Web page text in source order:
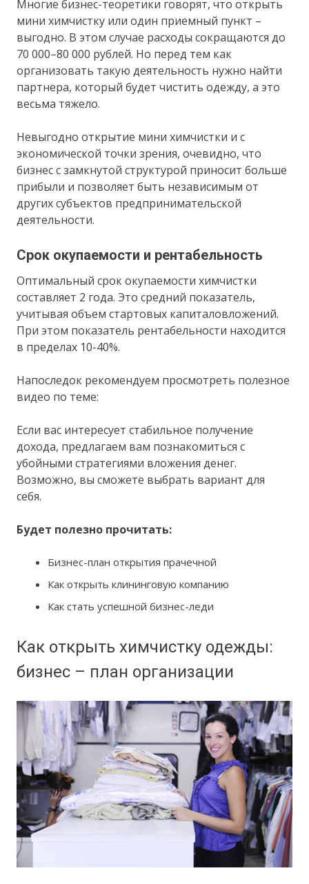
Многие бизнес-теоретики говорят, что открыть
мини химчистку или один приемный пункт –
выгодно. В этом случае расходы сокращаются до
70 000–80 000 рублей. Но перед тем как
организовать такую деятельность нужно найти
партнера, который будет чистить одежду, а это
весьма тяжело.
Невыгодно открытие мини химчистки и с
экономической точки зрения, очевидно, что
бизнес с замкнутой структурой приносит больше
прибыли и позволяет быть независимым от
других субъектов предпринимательской
деятельности.
Срок окупаемости и рентабельность
Оптимальный срок окупаемости химчистки
составляет 2 года. Это средний показатель,
учитывая объем стартовых капиталовложений.
При этом показатель рентабельности находится
в пределах 10-40%.
Напоследок рекомендуем просмотреть полезное
видео по теме:
Если вас интересует стабильное получение
дохода, предлагаем вам познакомиться с
убойными стратегиями вложения денег.
Возможно, вы сможете выбрать вариант для
себя.
Будет полезно прочитать:
Бизнес-план открытия прачечной
Как открыть клининговую компанию
Как стать успешной бизнес-леди
Как открыть химчистку одежды:
бизнес – план организации